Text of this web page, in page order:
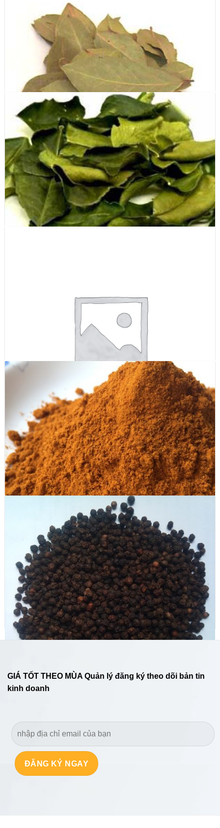
Nụ đinh hương (Whole clove)
Lá nguyệt quế (Bay leaves)
Lá chanh thái ( Kaffir leaves )
315,000
Bột chuối xanh ( Green Banana powder )
Bột cà ri tẩm ướp ( Curry powder )
GIÁ TỐT THEO MÙA Quản lý đăng ký theo dõi bản tin
kinh doanh